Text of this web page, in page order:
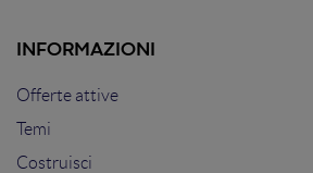
INFORMAZIONI
Offerte attive
Temi
Costruisci